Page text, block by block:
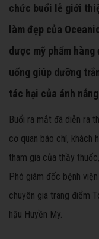
chức buổi lễ giới
làm đẹp của
dược mỹ phẩm
uống giúp dưỡng
tác hại của ánh
Buổi ra mắt đã diễn ra
cơ quan báo chí, khách
tham gia của thầy
Phó giám đốc bệnh
chuyên gia trang điểm
hậu Huyền My.